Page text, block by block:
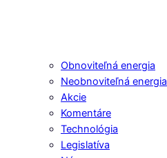
Obnoviteľná energia
Neobnoviteľná energia
Akcie
Komentáre
Technológia
Legislatíva